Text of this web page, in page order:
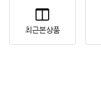
최근본상품